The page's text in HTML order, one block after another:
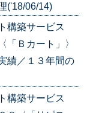
('18/06/14)
構築サービス
Ｂカート」〉
績／１３年間の
構築サービス